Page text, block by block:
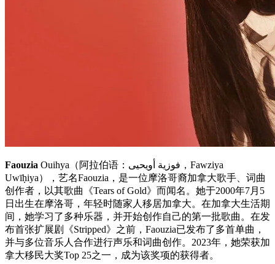
Faouzia Ouihya（阿拉伯语：فوزية أويحيى，Fawziya
Uwīḥiya），艺名Faouzia，是一位摩洛哥裔加拿大歌手、词曲
创作者，以其歌曲《Tears of Gold》而闻名。她于2000年7月5
日出生在摩洛哥，年轻时随家人移居加拿大。在加拿大生活期
间，她学习了多种乐器，并开始创作自己的第一批歌曲。在发
布首张扩展剧《Stripped》之前，Faouzia已发布了多首单曲，
并与多位音乐人合作进行声乐和词曲创作。2023年，她荣获加
拿大移民大奖Top 25之一，成为该奖项的获得者。